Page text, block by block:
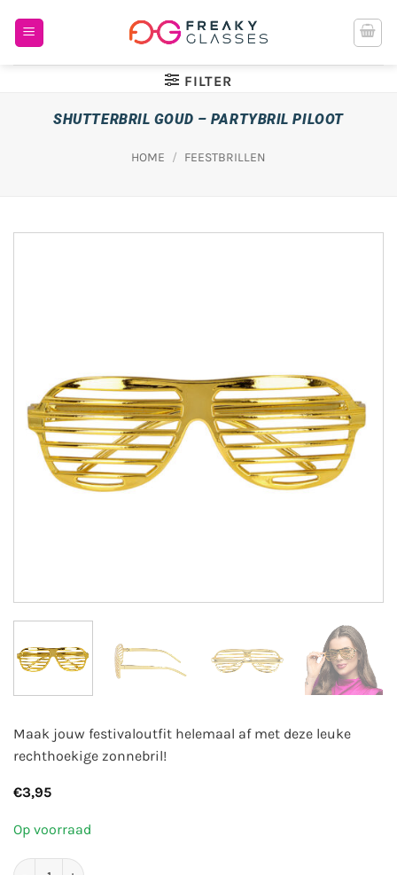
naar
FILTER
SHUTTERBRIL GOUD – PARTYBRIL PILOOT
HOME / FEESTBRILLEN
Maak jouw festivaloutfit helemaal af met deze leuke
rechthoekige zonnebril!
€3,95
Op voorraad
Shutterbril goud - Partybril piloot aantal